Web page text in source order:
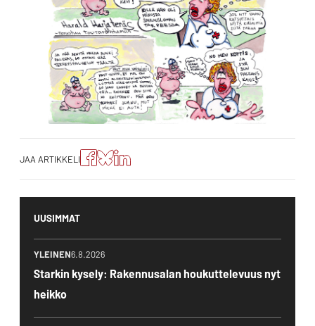
JAA ARTIKKELI
Jaa
artikkeli
Facebookissa
Jaa
artikkeli
Blueskyssa
Jako:
Jaa
artikkeli
LinkedIn:ssä
UUSIMMAT
YLEINEN6.8.2026
Starkin kysely: Rakennusalan houkuttelevuus nyt
heikko